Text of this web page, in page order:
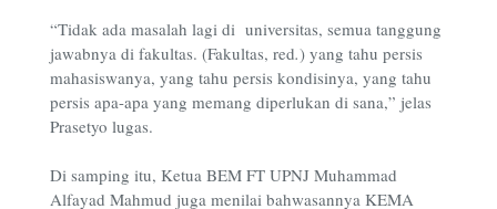
“Tidak ada masalah lagi di universitas, semua tanggung
jawabnya di fakultas. (Fakultas, red.) yang tahu persis
mahasiswanya, yang tahu persis kondisinya, yang tahu
persis apa-apa yang memang diperlukan di sana,” jelas
Prasetyo lugas.
Di samping itu, Ketua BEM FT UPNJ Muhammad
Alfayad Mahmud juga menilai bahwasannya KEMA